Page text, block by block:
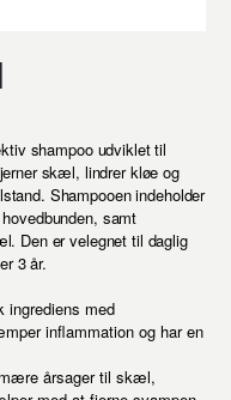
shampoo udviklet til
skæl, lindrer kløe og
Shampooen indeholder
samt
Den er velegnet til daglig
3 år.
med
inflammation og har en
årsager til skæl,